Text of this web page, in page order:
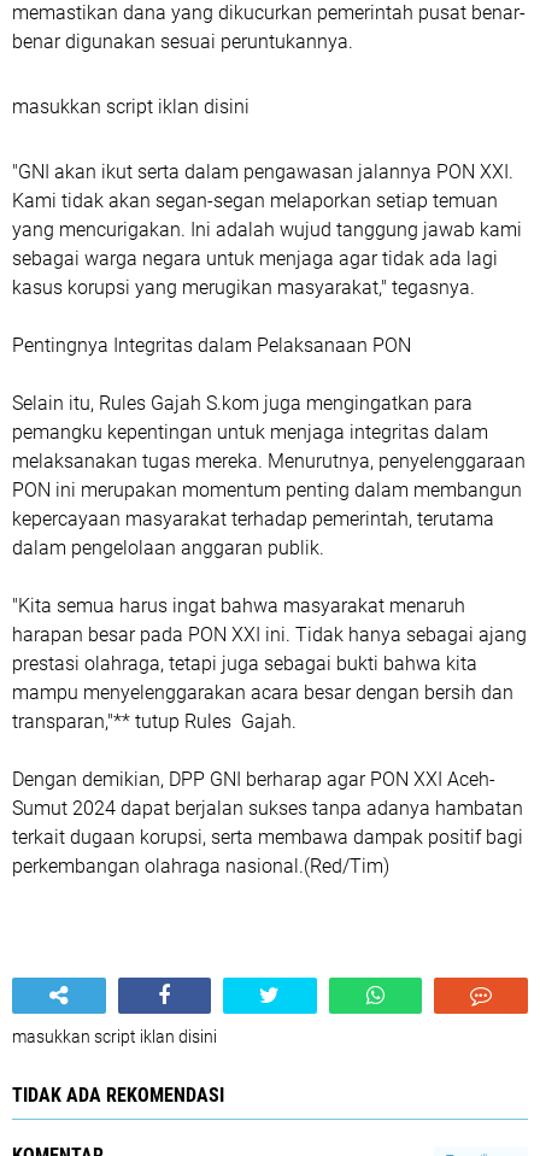
memastikan dana yang dikucurkan pemerintah pusat benar-
benar digunakan sesuai peruntukannya.
masukkan script iklan disini
"GNI akan ikut serta dalam pengawasan jalannya PON XXI.
Kami tidak akan segan-segan melaporkan setiap temuan
yang mencurigakan. Ini adalah wujud tanggung jawab kami
sebagai warga negara untuk menjaga agar tidak ada lagi
kasus korupsi yang merugikan masyarakat," tegasnya.
Pentingnya Integritas dalam Pelaksanaan PON
Selain itu, Rules Gajah S.kom juga mengingatkan para
pemangku kepentingan untuk menjaga integritas dalam
melaksanakan tugas mereka. Menurutnya, penyelenggaraan
PON ini merupakan momentum penting dalam membangun
kepercayaan masyarakat terhadap pemerintah, terutama
dalam pengelolaan anggaran publik.
"Kita semua harus ingat bahwa masyarakat menaruh
harapan besar pada PON XXI ini. Tidak hanya sebagai ajang
prestasi olahraga, tetapi juga sebagai bukti bahwa kita
mampu menyelenggarakan acara besar dengan bersih dan
transparan,"** tutup Rules Gajah.
Dengan demikian, DPP GNI berharap agar PON XXI Aceh-
Sumut 2024 dapat berjalan sukses tanpa adanya hambatan
terkait dugaan korupsi, serta membawa dampak positif bagi
perkembangan olahraga nasional.(Red/Tim)
masukkan script iklan disini
TIDAK ADA REKOMENDASI